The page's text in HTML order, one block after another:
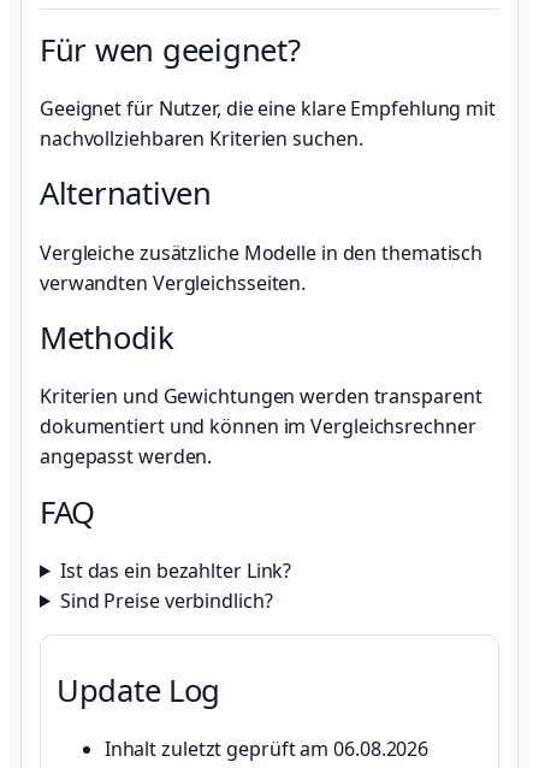
Für wen geeignet?
Geeignet für Nutzer, die eine klare Empfehlung mit
nachvollziehbaren Kriterien suchen.
Alternativen
Vergleiche zusätzliche Modelle in den thematisch
verwandten Vergleichsseiten.
Methodik
Kriterien und Gewichtungen werden transparent
dokumentiert und können im Vergleichsrechner
angepasst werden.
FAQ
Ist das ein bezahlter Link?
Sind Preise verbindlich?
Update Log
Inhalt zuletzt geprüft am 06.08.2026